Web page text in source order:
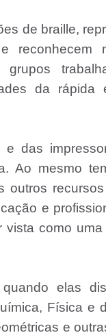
de braille,
reconhecem
da rápida
das
Ao mesmo
outros
e
como
elas
Física e
e